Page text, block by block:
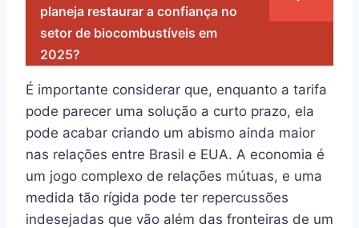
planeja restaurar a confiança no
setor de biocombustíveis em
2025?
É importante considerar que, enquanto a tarifa
pode parecer uma solução a curto prazo, ela
pode acabar criando um abismo ainda maior
nas relações entre Brasil e EUA. A economia é
um jogo complexo de relações mútuas, e uma
medida tão rígida pode ter repercussões
indesejadas que vão além das fronteiras de um